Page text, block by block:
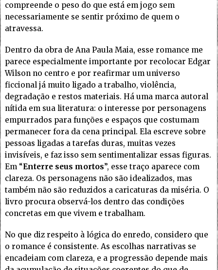
compreende o peso do que está em jogo sem
necessariamente se sentir próximo de quem o
atravessa.
Dentro da obra de Ana Paula Maia, esse romance me
parece especialmente importante por recolocar Edgar
Wilson no centro e por reafirmar um universo
ficcional já muito ligado a trabalho, violência,
degradação e restos materiais. Há uma marca autoral
nítida em sua literatura: o interesse por personagens
empurrados para funções e espaços que costumam
permanecer fora da cena principal. Ela escreve sobre
pessoas ligadas a tarefas duras, muitas vezes
invisíveis, e faz isso sem sentimentalizar essas figuras.
Em “Enterre seus mortos”, esse traço aparece com
clareza. Os personagens não são idealizados, mas
também não são reduzidos a caricaturas da miséria. O
livro procura observá-los dentro das condições
concretas em que vivem e trabalham.
No que diz respeito à lógica do enredo, considero que
o romance é consistente. As escolhas narrativas se
encadeiam com clareza, e a progressão depende mais